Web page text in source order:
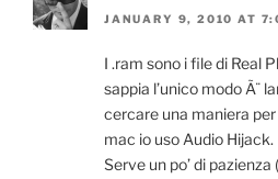
JANUARY 9, 2010 AT
I .ram sono i file di Real
sappia l’unico modo Ã¨
cercare una maniera per
mac io uso Audio Hijack.
Serve un po’ di